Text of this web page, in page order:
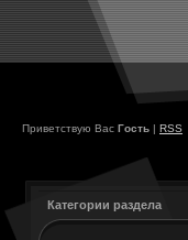
Приветствую Вас Гость | RSS
Категории раздела